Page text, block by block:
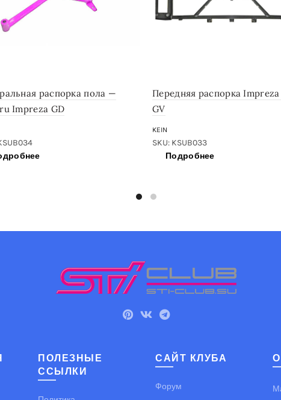
распорка пола —
Impreza GD
Передняя распорка Impreza
GV
KEIN
SKU: KSUB033
Подробнее
ПОЛЕЗНЫЕ
ССЫЛКИ
САЙТ КЛУБА
Форум